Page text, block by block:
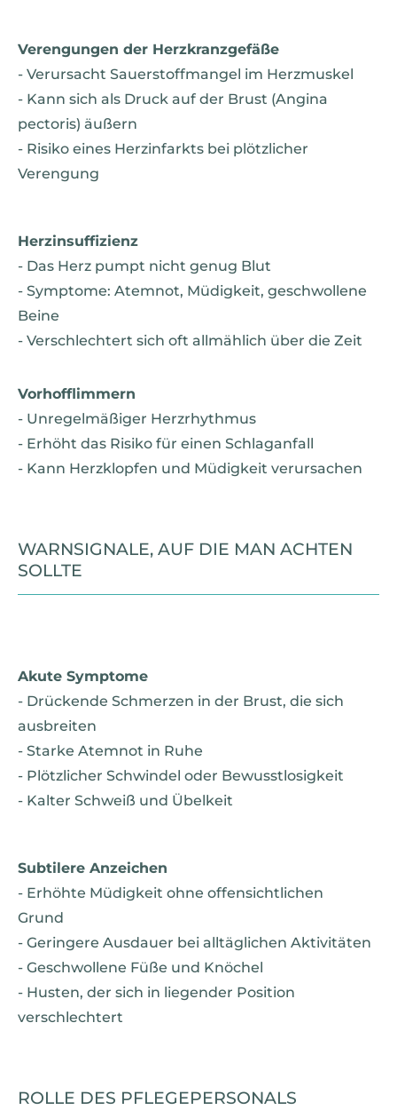
Verengungen der Herzkranzgefäße
- Verursacht Sauerstoffmangel im Herzmuskel
- Kann sich als Druck auf der Brust (Angina
pectoris) äußern
- Risiko eines Herzinfarkts bei plötzlicher
Verengung
Herzinsuffizienz
- Das Herz pumpt nicht genug Blut
- Symptome: Atemnot, Müdigkeit, geschwollene
Beine
- Verschlechtert sich oft allmählich über die Zeit
Vorhofflimmern
- Unregelmäßiger Herzrhythmus
- Erhöht das Risiko für einen Schlaganfall
- Kann Herzklopfen und Müdigkeit verursachen
WARNSIGNALE, AUF DIE MAN ACHTEN
SOLLTE
Akute Symptome
- Drückende Schmerzen in der Brust, die sich
ausbreiten
- Starke Atemnot in Ruhe
- Plötzlicher Schwindel oder Bewusstlosigkeit
- Kalter Schweiß und Übelkeit
Subtilere Anzeichen
- Erhöhte Müdigkeit ohne offensichtlichen
Grund
- Geringere Ausdauer bei alltäglichen Aktivitäten
- Geschwollene Füße und Knöchel
- Husten, der sich in liegender Position
verschlechtert
ROLLE DES PFLEGEPERSONALS